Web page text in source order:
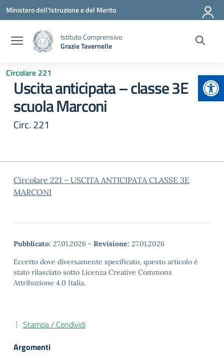
Vai ai contenuti
Vai al menu di navigazione
Vai al footer
Ministero dell'Istruzione e del Merito
Istituto Comprensivo
Grazie Tavernelle
Circolare 221
Uscita anticipata – classe 3E
scuola Marconi
Circ. 221
Circolare 221 – USCITA ANTICIPATA CLASSE 3E
MARCONI
Pubblicato: 27.01.2026 - Revisione: 27.01.2026
Eccetto dove diversamente specificato, questo articolo è
stato rilasciato sotto Licenza Creative Commons
Attribuzione 4.0 Italia.
Stampa / Condividi
Argomenti